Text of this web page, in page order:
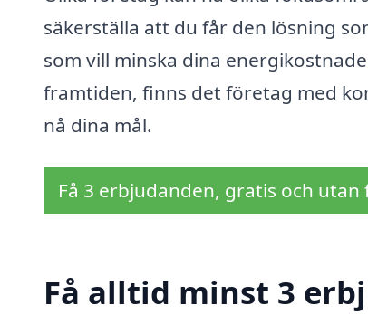
säkerställa att du får den lösning
som vill minska dina
framtiden, finns det företag med
nå dina mål.
Få 3 erbjudanden, gratis och
Få alltid minst 3